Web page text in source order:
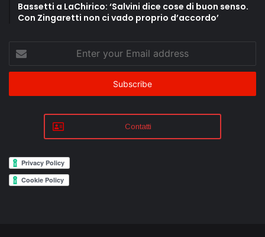
Bassetti a LaChirico: ‘Salvini dice cose di buon senso.
Con Zingaretti non ci vado proprio d’accordo’
Enter
your
Email
Contatti